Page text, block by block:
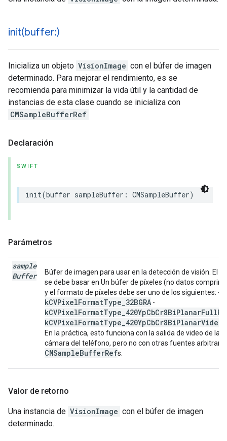
init(buffer:)
Inicializa un objeto VisionImage con el búfer de imagen
determinado. Para mejorar el rendimiento, es se
recomienda para minimizar la vida útil y la cantidad de
instancias de esta clase cuando se inicializa con
CMSampleBufferRef
Declaración
SWIFT
init(buffer sampleBuffer : CMSampleBuffer)
Parámetros
sample
Buffer
Búfer de imagen para usar en la detección de visión. El
se debe basar en Un búfer de píxeles (no datos
y el formato de píxeles debe ser uno de los siguientes: -
kCVPixelFormatType_32BGRA -
En la práctica, esto funciona con la salida de video de la
cámara del teléfono, pero no con otras fuentes
CMSampleBufferRefs.
Valor de retorno
Una instancia de VisionImage con el búfer de imagen
determinado.